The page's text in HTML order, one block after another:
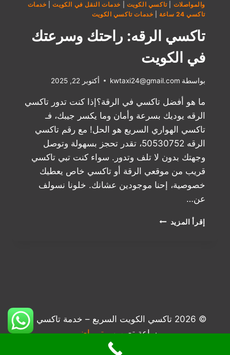
والمواصلات |تاكسي الكويت خدمات النقل في الكويت| خدمات
تاكسي 24 ساعة
خدمات تاكسي الكويت
تاكسي الرقه: راحتك وسرعتك
في الكويت
بواسطة kwtaxi24@gmail.com أكتوبر 22, 2025
ما هو أفضل تاكسي في الرقة؟إذا كنت تدور تاكسي
الرقه يوديك بسرعة وأمان وما يكسر جيبك، فـ
تاكسي الهواري السريع هو الحل! مع رقم تاكسي
الرقه 50530752، تقدر تحجز بسهولة وتوصل
وجهتك بدون لا تلف وتدور. سواء كنت تبي تاكسي
قريب من موقعي الرقة أو تاكسي خاص يعطيك
خصوصية، إحنا موجودين عشانك. خلونا نسولف
عن…
إقرأ المزيد تاكسي
© 2026 تاكسي الكويت السريع – خدمة تاكسي 24
ساعة تصميمبيتر راضي